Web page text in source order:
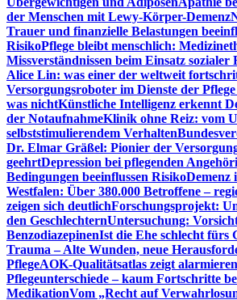
der Menschen mit Lewy-Körper-Demenz
Trauer und finanzielle Belastungen
RisikoPflege bleibt menschlich:
Missverständnissen beim Einsatz sozialer
Alice Lin: was einer der weltweit
Versorgungsroboter im Dienste der
was nichtKünstliche Intelligenz erkennt
der NotaufnahmeKlinik ohne Reiz: vom
selbststimulierendem Verhalten
Dr. Elmar Gräßel: Pionier der
geehrtDepression bei pflegenden
Bedingungen beeinflussen RisikoDemenz
Westfalen: Über 380.000 Betroffene –
zeigen sich deutlichForschungsprojekt:
den GeschlechternUntersuchung:
BenzodiazepinenIst die Ehe schlecht fürs
Trauma – Alte Wunden, neue
PflegeAOK-Qualitätsatlas zeigt
Pflegeunterschiede – kaum Fortschritte
MedikationVom „Recht auf